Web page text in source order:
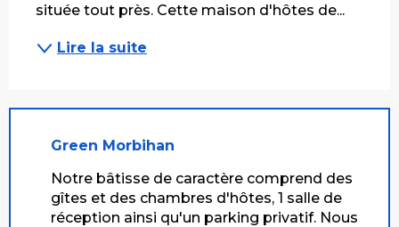
située tout près. Cette maison d'hôtes de...
Lire la suite
Green Morbihan
Notre bâtisse de caractère comprend des
gîtes et des chambres d'hôtes, 1 salle de
réception ainsi qu'un parking privatif. Nous